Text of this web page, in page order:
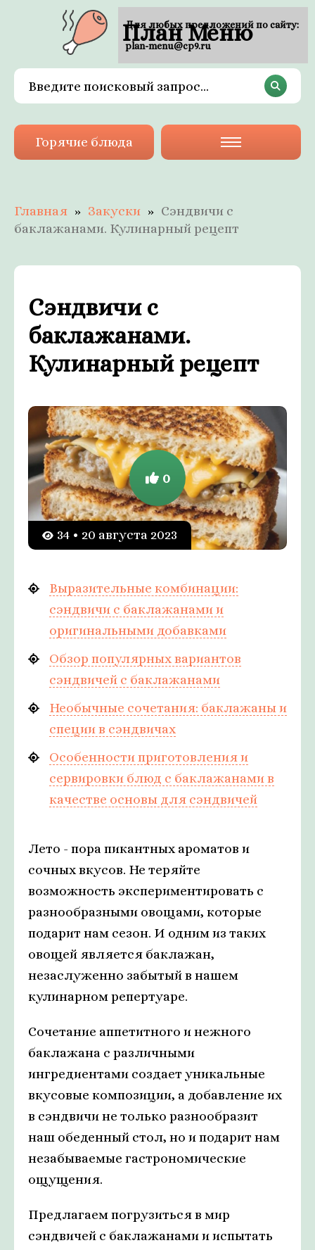
План Меню
Горячие блюда
Главная Закуски
Сэндвичи с
баклажанами. Кулинарный рецепт
Сэндвичи с
баклажанами.
Кулинарный рецепт
34 • 20 августа 2023
0
Выразительные комбинации:
сэндвичи с баклажанами и
оригинальными добавками
Обзор популярных вариантов
сэндвичей с баклажанами
Необычные сочетания: баклажаны и
специи в сэндвичах
Особенности приготовления и
сервировки блюд с баклажанами в
качестве основы для сэндвичей
Лето - пора пикантных ароматов и
сочных вкусов. Не теряйте
возможность экспериментировать с
разнообразными овощами, которые
подарит нам сезон. И одним из таких
овощей является баклажан,
незаслуженно забытый в нашем
кулинарном репертуаре.
Сочетание аппетитного и нежного
баклажана с различными
ингредиентами создает уникальные
вкусовые композиции, а добавление их
в сэндвичи не только разнообразит
наш обеденный стол, но и подарит нам
незабываемые гастрономические
ощущения.
Предлагаем погрузиться в мир
сэндвичей с баклажанами и испытать
Для любых предложений по сайту:
plan-menu@cp9.ru